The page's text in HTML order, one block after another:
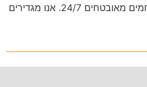
ייעודיות, גישה מבוקרת ומתחמים מאובטחים 24/7. אנו מגדירים